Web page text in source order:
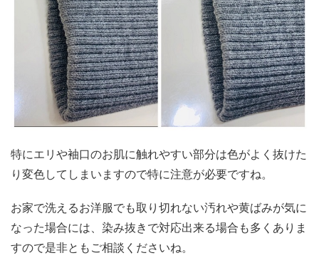
特にエリや袖口のお肌に触れやすい部分は色がよく抜けた
り変色してしまいますので特に注意が必要ですね。
お家で洗えるお洋服でも取り切れない汚れや黄ばみが気に
なった場合には、染み抜きで対応出来る場合も多くありま
すので是非ともご相談くださいね。